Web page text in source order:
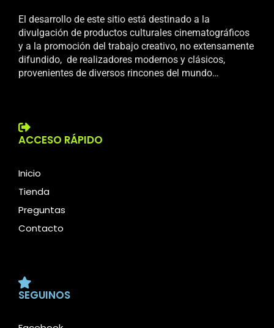
El desarrollo de este sitio está destinado a la
divulgación de productos culturales cinematográficos
y a la promoción del trabajo creativo, no extensamente
difundido, de realizadores modernos y clásicos,
provenientes de diversos rincones del mundo…
ACCESO RÁPIDO
Inicio
Tienda
Preguntas
Contacto
SEGUINOS